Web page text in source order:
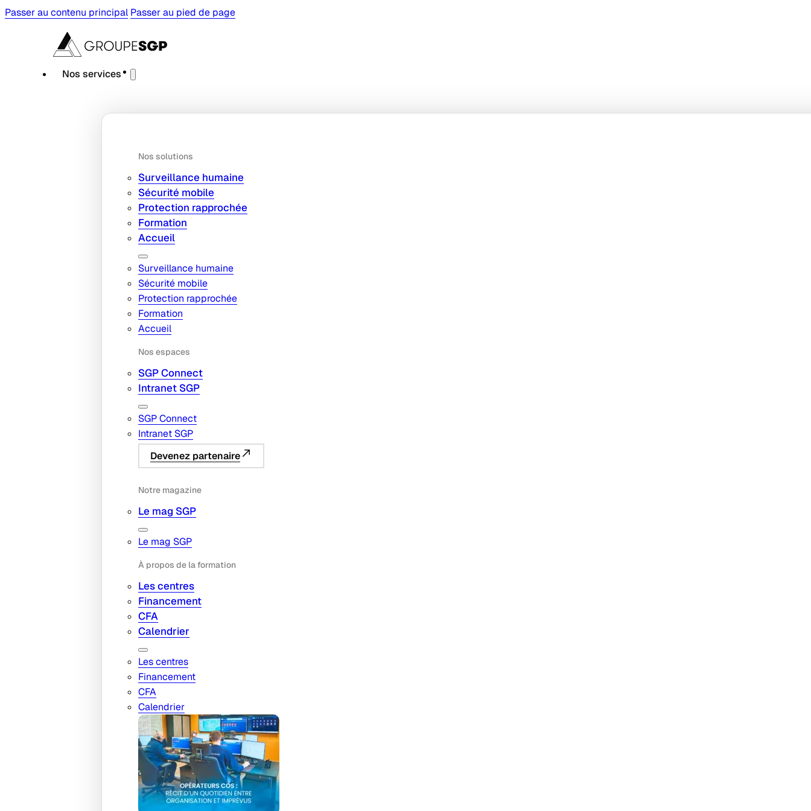
Passer au contenu principal Passer au pied de page
Nos services
Nos solutions
Surveillance humaine
Sécurité mobile
Protection rapprochée
Formation
Accueil
Surveillance humaine
Sécurité mobile
Protection rapprochée
Formation
Accueil
Nos espaces
SGP Connect
Intranet SGP
SGP Connect
Intranet SGP
Devenez partenaire
Notre magazine
Le mag SGP
Le mag SGP
À propos de la formation
Les centres
Financement
CFA
Calendrier
Les centres
Financement
CFA
Calendrier